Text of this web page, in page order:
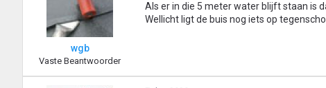
wgb
Vaste Beantwoorder
Als er in die 5 meter water blijft staan is
Wellicht ligt de buis nog iets op